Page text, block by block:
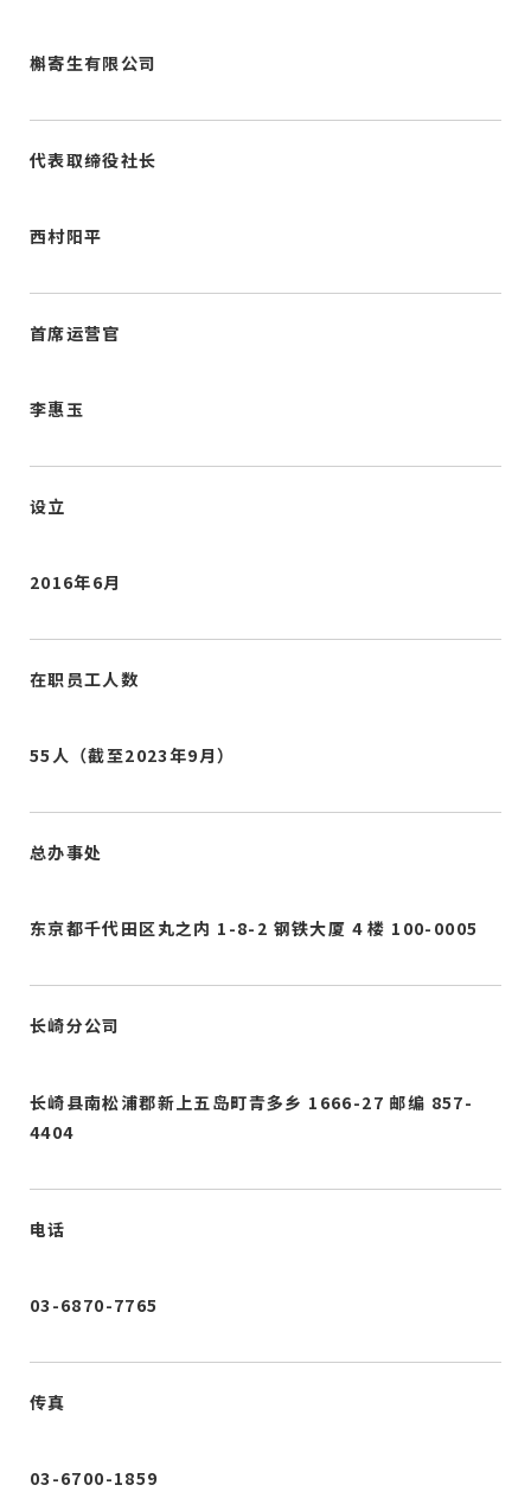
槲寄生有限公司
代表取缔役社长
西村阳平
首席运营官
李惠玉
设立
2016年6月
在职员工人数
55人（截至2023年9月）
总办事处
东京都千代田区丸之内 1-8-2 钢铁大厦 4 楼 100-0005
长崎分公司
长崎县南松浦郡新上五岛町青多乡 1666-27 邮编 857-
4404
电话
03-6870-7765
传真
03-6700-1859